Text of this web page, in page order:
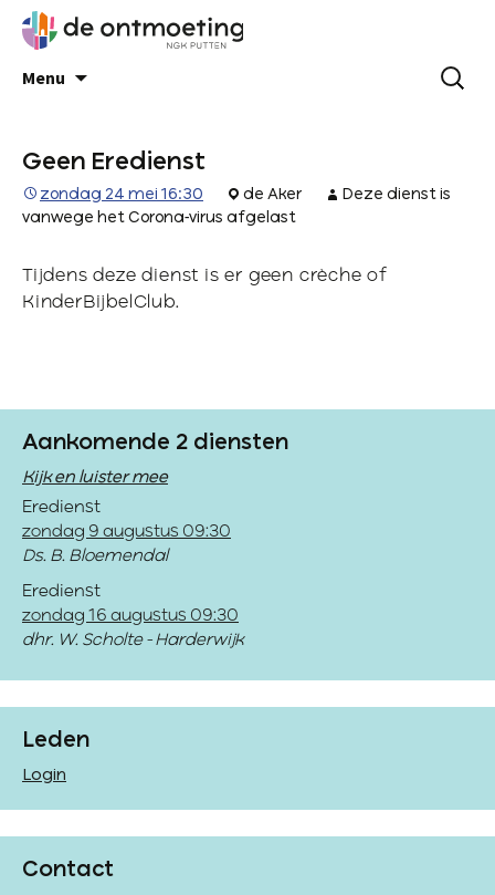
Menu
Geen Eredienst
zondag 24 mei 16:30 de Aker
Deze dienst is
vanwege het Corona-virus afgelast
Tijdens deze dienst is er geen crèche of
KinderBijbelClub.
Aankomende 2 diensten
Kijk en luister mee
Eredienst
zondag 9 augustus 09:30
Ds. B. Bloemendal
Eredienst
zondag 16 augustus 09:30
dhr. W. Scholte - Harderwijk
Leden
Login
Contact